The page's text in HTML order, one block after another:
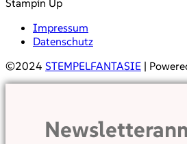
Stampin Up
Impressum
Datenschutz
©2024 STEMPELFANTASIE |